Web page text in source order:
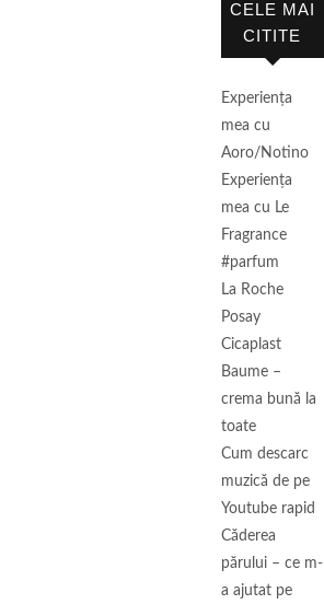
CELE MAI
CITITE
Experienţa
mea cu
Aoro/Notino
Experienţa
mea cu Le
Fragrance
#parfum
La Roche
Posay
Cicaplast
Baume –
crema bună la
toate
Cum descarc
muzică de pe
Youtube rapid
Căderea
părului – ce m-
a ajutat pe